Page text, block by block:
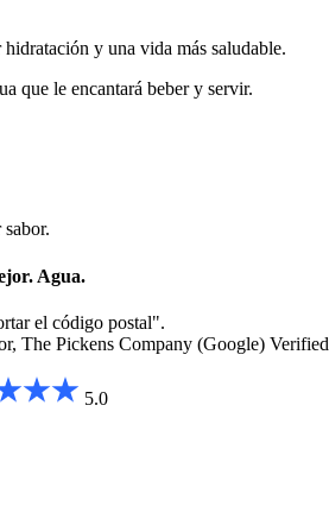
y una vida más saludable.
que le encantará beber y servir.
Agua.
el código postal".
The Pickens Company (Google) Verified
5.0